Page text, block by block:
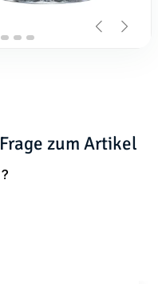
Frage zum Artikel